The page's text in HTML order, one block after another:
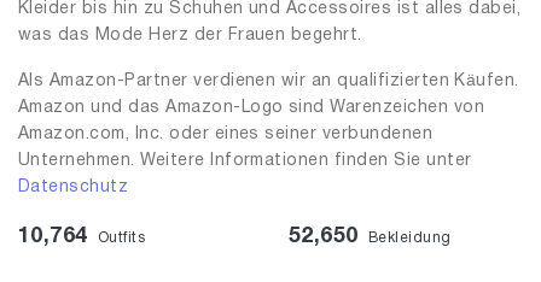
Kleider bis hin zu Schuhen und Accessoires ist alles dabei,
was das Mode Herz der Frauen begehrt.
Als Amazon-Partner verdienen wir an qualifizierten Käufen.
Amazon und das Amazon-Logo sind Warenzeichen von
Amazon.com, Inc. oder eines seiner verbundenen
Unternehmen. Weitere Informationen finden Sie unter
Datenschutz
10,764 Outfits 52,650 Bekleidung